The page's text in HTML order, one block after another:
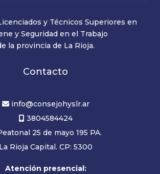
y Técnicos Superiores en
y Seguridad en el Trabajo
la provincia de La Rioja.
Contacto
info@consejohyslr.ar
3804584424
25 de mayo 195 PA.
La Rioja Capital. CP: 5300
Atención presencial: